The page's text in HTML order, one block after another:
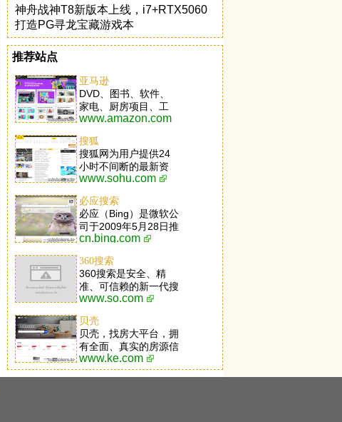
神舟战神T8新版本上线，i7+RTX5060
打造PG寻龙宝藏游戏本
推荐站点
亚马逊
DVD、图书、软件、
家电、厨房项目、工
具、草坪和庭院项目、
品、鲜美食品、首饰、
手表、健康和个人关心
项目、美容品、乐器等
等应有尽有。
www.amazon.com
搜狐
搜狐网为用户提供24
小时不间断的最新资
讯，及搜索、邮件等网
热点事件、突发新闻、
时事评论、热播影视
剧、体育赛事、行业动
态、生活服务信息，以
及论坛、博客、微博、
我的搜狐等互动空间。
www.sohu.com
必应搜索
必应（Bing）是微软公
司于2009年5月28日推
出的全新搜索引擎服
特功能，包括每日首页
美图，与Windows 8.1
深度融合的超级搜索功
能，以及崭新的搜索结
果导航模式等。用户可
登录微软必应首页，打
开内置于Windows8操
作系统的必应应用，或
直接按下Windows
Phone手机搜索按钮，
cn.bing.com
360搜索
360搜索是安全、精
准、可信赖的新一代搜
索引擎，依托于360母
拦截各类钓鱼欺诈等恶
意网站，提供更放心的
搜索服务。 360搜索
so靠谱。
www.so.com
贝壳
贝壳，找房大平台，拥
有全面、真实的房源信
息，以及VR看房、房
屋估价、智能推荐等业
www.ke.com